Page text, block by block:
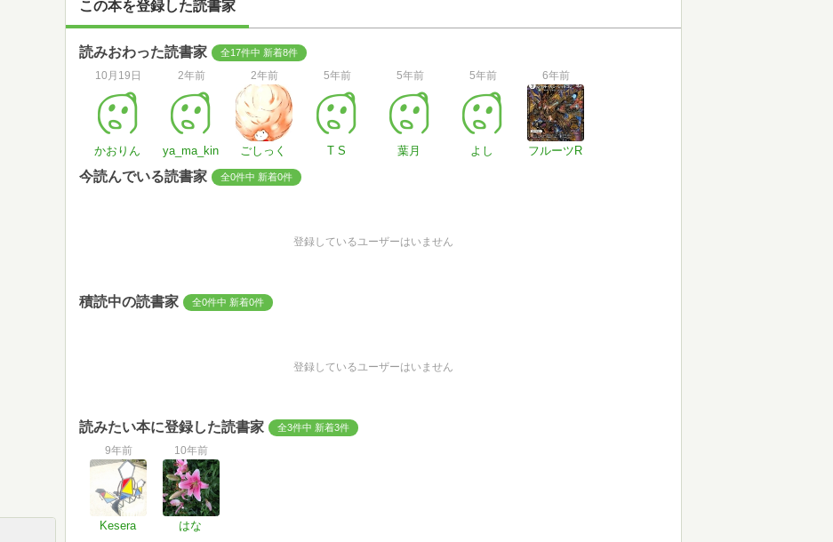
この本を登録した読書家
読みおわった読書家 全17件中 新着8件
10月19日
かおりん
2年前
ya_ma_kin
2年前
ごしっく
5年前
T S
5年前
葉月
5年前
よし
6年前
フルーツR
今読んでいる読書家 全0件中 新着0件
登録しているユーザーはいません
積読中の読書家 全0件中 新着0件
登録しているユーザーはいません
読みたい本に登録した読書家 全3件中 新着3件
9年前
Kesera
10年前
はな